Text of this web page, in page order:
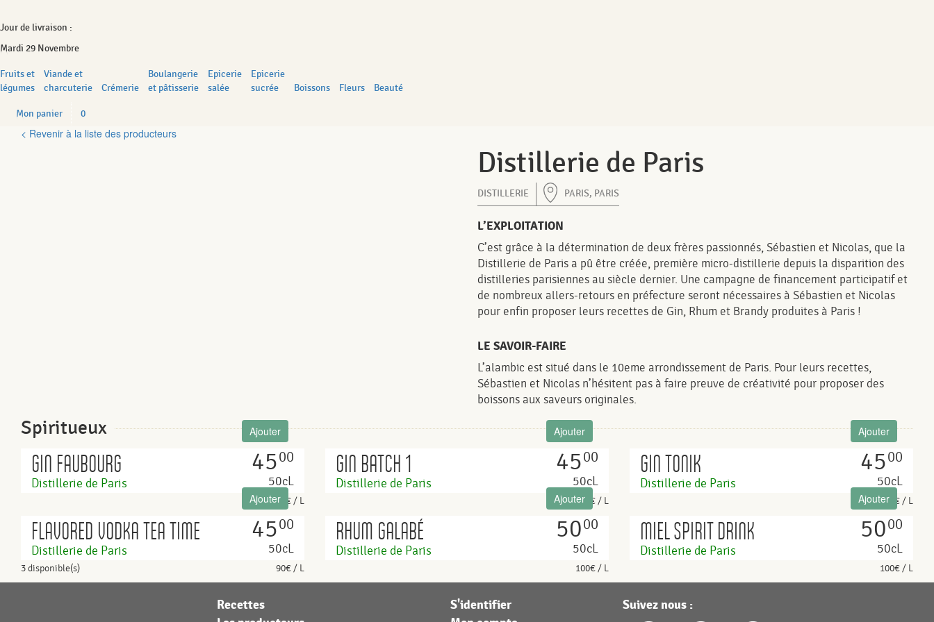
Jour de livraison :
Mardi 29 Novembre
Fruits et
légumes
Viande et
charcuterie
Crémerie
Boulangerie
et pâtisserie
Epicerie
salée
Epicerie
sucrée
Boissons Fleurs Beauté
Mon panier 0
< Revenir à la liste des producteurs
Distillerie de Paris
DISTILLERIE PARIS, PARIS
L’EXPLOITATION
C’est grâce à la détermination de deux frères passionnés, Sébastien et Nicolas, que la
Distillerie de Paris a pû être créée, première micro-distillerie depuis la disparition des
distilleries parisiennes au siècle dernier. Une campagne de financement participatif et
de nombreux allers-retours en préfecture seront nécessaires à Sébastien et Nicolas
pour enfin proposer leurs recettes de Gin, Rhum et Brandy produites à Paris !
LE SAVOIR-FAIRE
L’alambic est situé dans le 10eme arrondissement de Paris. Pour leurs recettes,
Sébastien et Nicolas n’hésitent pas à faire preuve de créativité pour proposer des
boissons aux saveurs originales.
Spiritueux Ajouter
GIN FAUBOURG 4500
Distillerie de Paris 50cL
90€ / L
Ajouter
GIN BATCH 1 4500
Distillerie de Paris 50cL
90€ / L
Ajouter
GIN TONIK 4500
Distillerie de Paris 50cL
90€ / L
Ajouter
FLAVORED VODKA TEA TIME 4500
Distillerie de Paris 50cL
3 disponible(s) 90€ / L
Ajouter
RHUM GALABÉ 5000
Distillerie de Paris 50cL
100€ / L
Ajouter
MIEL SPIRIT DRINK 5000
Distillerie de Paris 50cL
100€ / L
Recettes
S'identifier
Suivez nous :